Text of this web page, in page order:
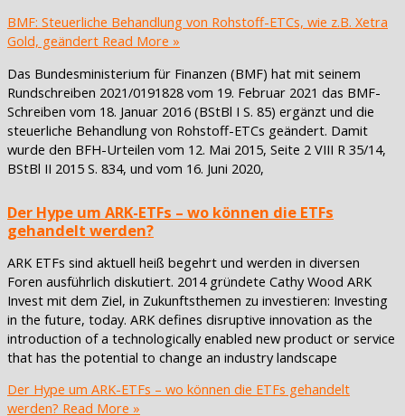
BMF: Steuerliche Behandlung von Rohstoff-ETCs, wie z.B. Xetra
Gold, geändert Read More »
Das Bundesministerium für Finanzen (BMF) hat mit seinem
Rundschreiben 2021/0191828 vom 19. Februar 2021 das BMF-
Schreiben vom 18. Januar 2016 (BStBl I S. 85) ergänzt und die
steuerliche Behandlung von Rohstoff-ETCs geändert. Damit
wurde den BFH-Urteilen vom 12. Mai 2015, Seite 2 VIII R 35/14,
BStBl II 2015 S. 834, und vom 16. Juni 2020,
Der Hype um ARK-ETFs – wo können die ETFs
gehandelt werden?
ARK ETFs sind aktuell heiß begehrt und werden in diversen
Foren ausführlich diskutiert. 2014 gründete Cathy Wood ARK
Invest mit dem Ziel, in Zukunftsthemen zu investieren: Investing
in the future, today. ARK defines disruptive innovation as the
introduction of a technologically enabled new product or service
that has the potential to change an industry landscape
Der Hype um ARK-ETFs – wo können die ETFs gehandelt
werden? Read More »